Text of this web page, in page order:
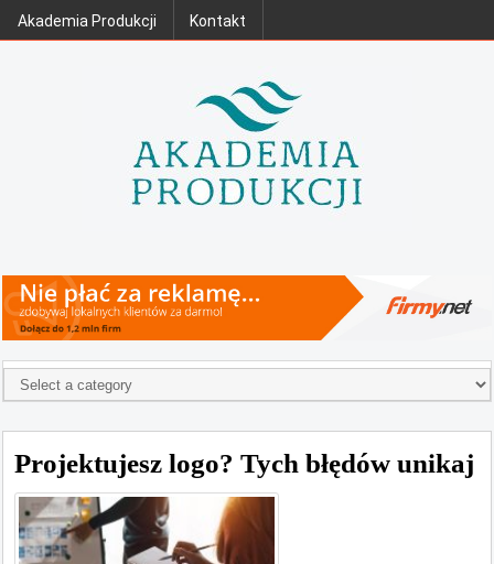
Akademia Produkcji Kontakt
Projektujesz logo? Tych błędów unikaj